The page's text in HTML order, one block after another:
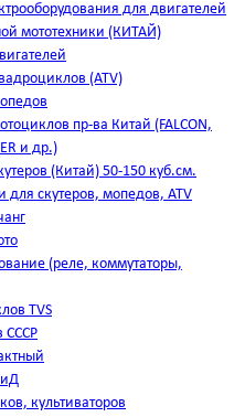
для двигателей
мототехники (КИТАЙ)
(ATV)
пр-ва Китай (FALCON,
и др.)
(Китай) 50-150 куб.см.
для скутеров, мопедов, ATV
(реле, коммутаторы,
TVS
СССР
культиваторов